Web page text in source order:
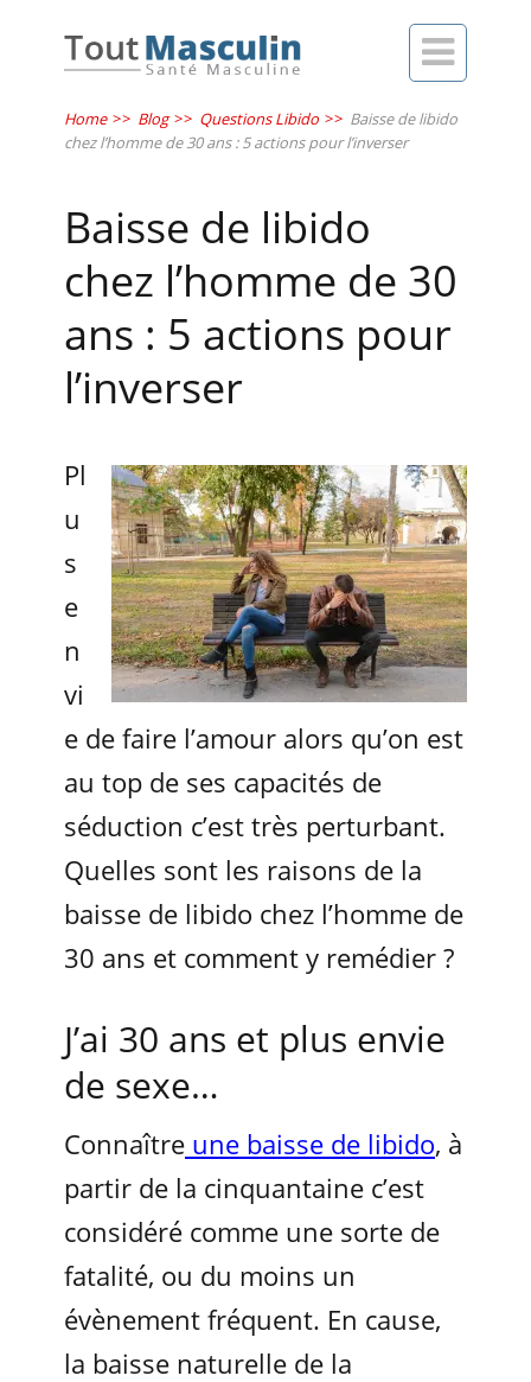

Home >> Blog >> Questions Libido >> Baisse de libido
chez l’homme de 30 ans : 5 actions pour l’inverser
Baisse de libido
chez l’homme de 30
ans : 5 actions pour
l’inverser
Pl
u
s
e
n
vi
e de faire l’amour alors qu’on est
au top de ses capacités de
séduction c’est très perturbant.
Quelles sont les raisons de la
baisse de libido chez l’homme de
30 ans et comment y remédier ?
J’ai 30 ans et plus envie
de sexe…
Connaître une baisse de libido, à
partir de la cinquantaine c’est
considéré comme une sorte de
fatalité, ou du moins un
évènement fréquent. En cause,
la baisse naturelle de la